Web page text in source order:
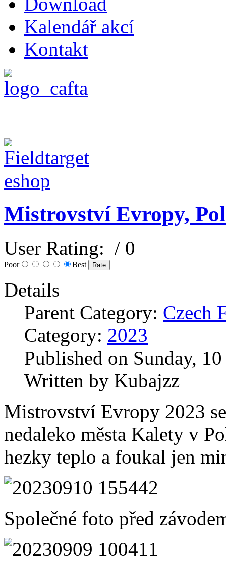
Kalendář akcí
Kontakt
Mistrovství Evropy,
User Rating: / 0
Poor Best
Details
Parent Category: Czech
Category: 2023
Published on Sunday,
Written by Kubajzz
Mistrovství Evropy 2023
nedaleko města Kalety v
hezky teplo a foukal jen
Společné foto před